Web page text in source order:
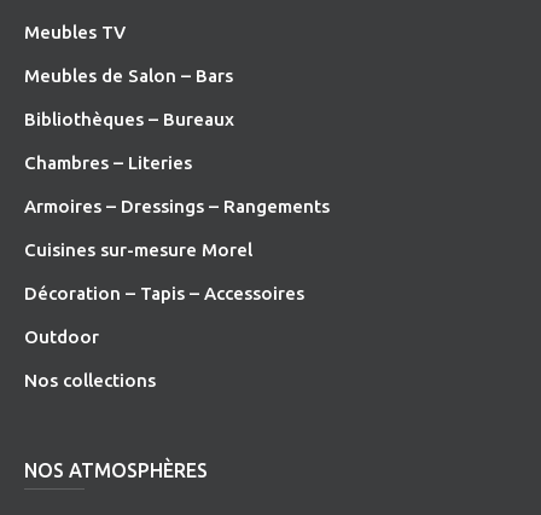
Meubles TV
Meubles de Salon – Bars
Bibliothèques – Bureaux
Chambres – Literies
Armoires – Dressings – Rangements
Cuisines sur-mesure Morel
Décoration – Tapis – Accessoires
Outdoor
Nos collections
NOS ATMOSPHÈRES